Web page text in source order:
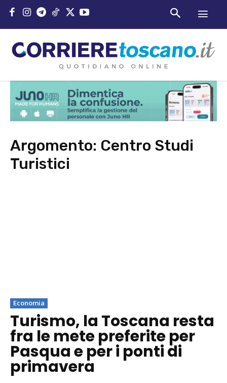
Argomento: Centro Studi
Turistici
Economia
Turismo, la Toscana resta
fra le mete preferite per
Pasqua e per i ponti di
primavera